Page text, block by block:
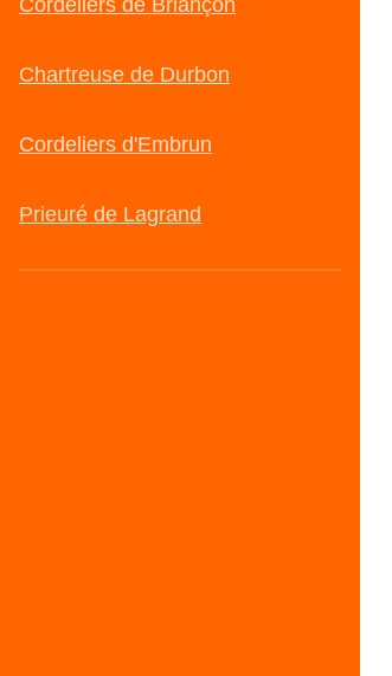
Chartreuse de Durbon
Cordeliers d'Embrun
Prieuré de Lagrand